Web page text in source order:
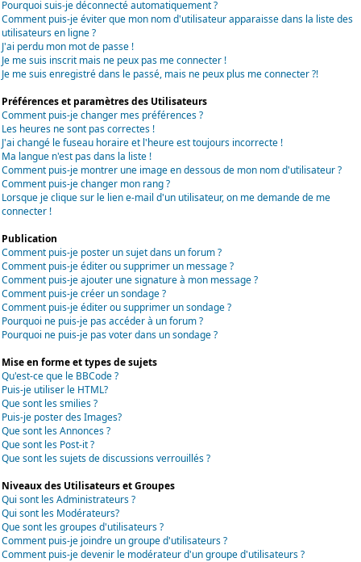
Pourquoi suis-je déconnecté automatiquement ?
Comment puis-je éviter que mon nom d'utilisateur apparaisse dans la liste des
utilisateurs en ligne ?
J'ai perdu mon mot de passe !
Je me suis inscrit mais ne peux pas me connecter !
Je me suis enregistré dans le passé, mais ne peux plus me connecter ?!
Préférences et paramètres des Utilisateurs
Comment puis-je changer mes préférences ?
Les heures ne sont pas correctes !
J'ai changé le fuseau horaire et l'heure est toujours incorrecte !
Ma langue n'est pas dans la liste !
Comment puis-je montrer une image en dessous de mon nom d'utilisateur ?
Comment puis-je changer mon rang ?
Lorsque je clique sur le lien e-mail d'un utilisateur, on me demande de me
connecter !
Publication
Comment puis-je poster un sujet dans un forum ?
Comment puis-je éditer ou supprimer un message ?
Comment puis-je ajouter une signature à mon message ?
Comment puis-je créer un sondage ?
Comment puis-je éditer ou supprimer un sondage ?
Pourquoi ne puis-je pas accéder à un forum ?
Pourquoi ne puis-je pas voter dans un sondage ?
Mise en forme et types de sujets
Qu'est-ce que le BBCode ?
Puis-je utiliser le HTML?
Que sont les smilies ?
Puis-je poster des Images?
Que sont les Annonces ?
Que sont les Post-it ?
Que sont les sujets de discussions verrouillés ?
Niveaux des Utilisateurs et Groupes
Qui sont les Administrateurs ?
Qui sont les Modérateurs?
Que sont les groupes d'utilisateurs ?
Comment puis-je joindre un groupe d'utilisateurs ?
Comment puis-je devenir le modérateur d'un groupe d'utilisateurs ?